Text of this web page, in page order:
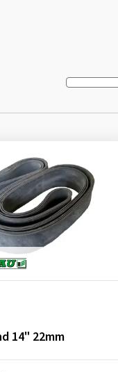
14" 22mm